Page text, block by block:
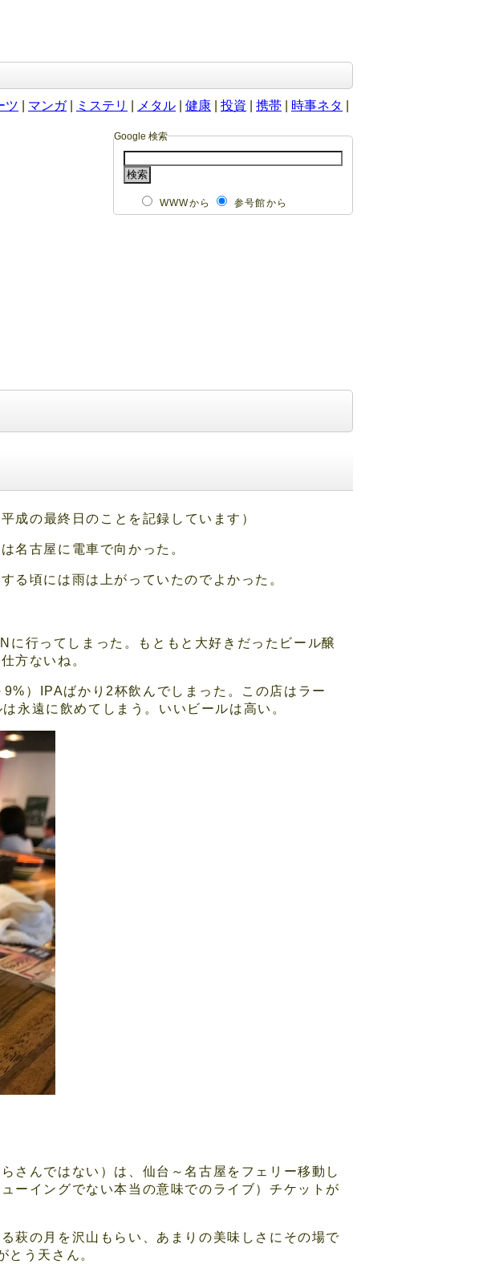
ツ マンガ| ミステリ メタル 健康 投資 携帯 時事ネタ
Google 検索
WWWから 参号館から
成の最終日のことを記録しています）
名古屋に電車で向かった。
る頃には雨は上がっていたのでよかった。
行ってしまった。もともと大好きだったビール醸
方ないね。
）IPAばかり2杯飲んでしまった。この店はラー
永遠に飲めてしまう。いいビールは高い。
さんではない）は、仙台～名古屋をフェリー移動し
ーイングでない本当の意味でのライブ）チケットが
萩の月を沢山もらい、あまりの美味しさにその場で
とう天さん。